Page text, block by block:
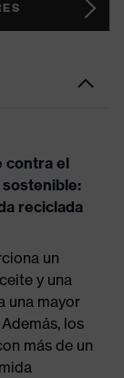
contra el
sostenible:
reciclada
un
y una
una mayor
los
más de un